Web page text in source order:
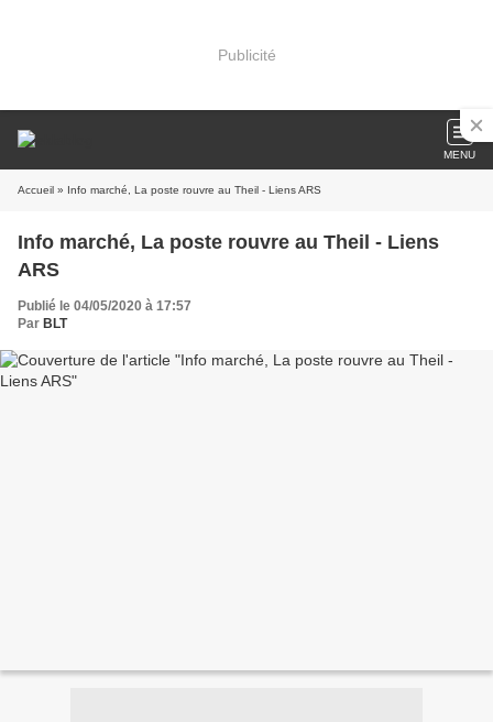
Publicité
MENU
Accueil » Info marché, La poste rouvre au Theil - Liens ARS
Info marché, La poste rouvre au Theil - Liens
ARS
Publié le 04/05/2020 à 17:57
Par BLT